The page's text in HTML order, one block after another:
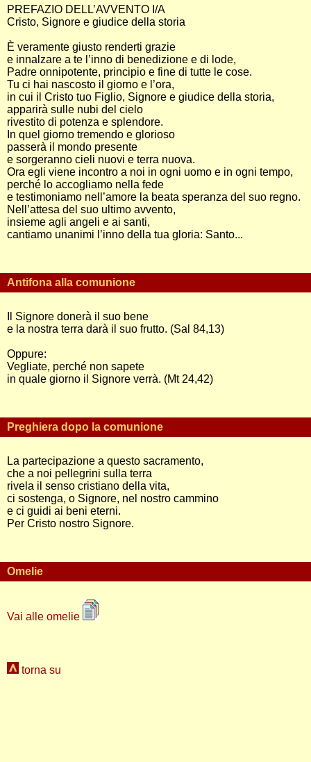
PREFAZIO DELL’AVVENTO I/A
Cristo, Signore e giudice della storia
È veramente giusto renderti grazie
e innalzare a te l’inno di benedizione e di lode,
Padre onnipotente, principio e fine di tutte le cose.
Tu ci hai nascosto il giorno e l’ora,
in cui il Cristo tuo Figlio, Signore e giudice della storia,
apparirà sulle nubi del cielo
rivestito di potenza e splendore.
In quel giorno tremendo e glorioso
passerà il mondo presente
e sorgeranno cieli nuovi e terra nuova.
Ora egli viene incontro a noi in ogni uomo e in ogni tempo,
perché lo accogliamo nella fede
e testimoniamo nell’amore la beata speranza del suo regno.
Nell’attesa del suo ultimo avvento,
insieme agli angeli e ai santi,
cantiamo unanimi l’inno della tua gloria: Santo...
Antifona alla comunione
Il Signore donerà il suo bene
e la nostra terra darà il suo frutto. (Sal 84,13)
Oppure:
Vegliate, perché non sapete
in quale giorno il Signore verrà. (Mt 24,42)
Preghiera dopo la comunione
La partecipazione a questo sacramento,
che a noi pellegrini sulla terra
rivela il senso cristiano della vita,
ci sostenga, o Signore, nel nostro cammino
e ci guidi ai beni eterni.
Per Cristo nostro Signore.
Omelie
Vai alle omelie
torna su